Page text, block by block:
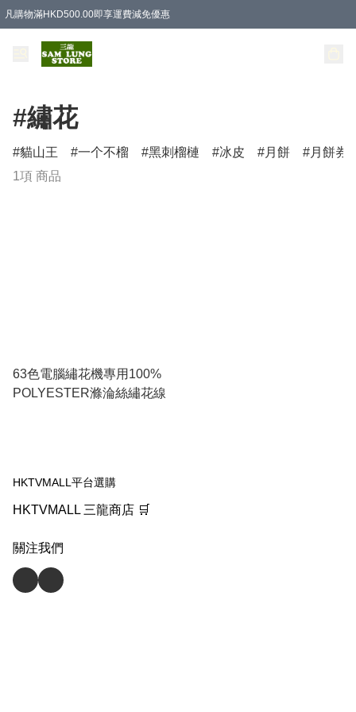
凡購物滿HKD500.00即享運費減免優惠
#繡花
貓山王 一个不榴 黑刺榴槤 冰皮 月餅
月餅券
1項 商品
63色電腦繡花機專用100%
POLYESTER滌淪絲繡花線
HKTVMALL平台選購
HKTVMALL 三龍商店 🛒
關注我們